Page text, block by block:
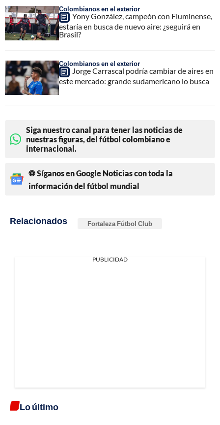
Colombianos en el exterior
Yony González, campeón con Fluminense,
estaría en busca de nuevo aire: ¿seguirá en
Brasil?
Colombianos en el exterior
Jorge Carrascal podría cambiar de aires en
este mercado: grande sudamericano lo busca
Siga nuestro canal para tener las noticias de
nuestras figuras, del fútbol colombiano e
internacional.
⚽ Síganos en Google Noticias con toda la
información del fútbol mundial
Relacionados Fortaleza Fútbol Club
PUBLICIDAD
Lo último